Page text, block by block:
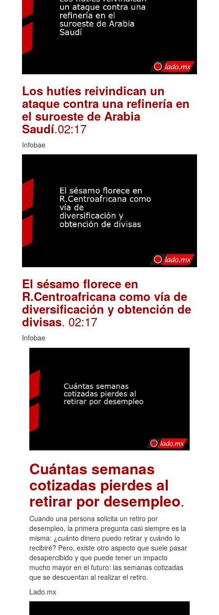
Los hutíes reivindican un
ataque contra una refinería en
el suroeste de Arabia
Saudí.02:17
Infobae
El sésamo florece en
R.Centroafricana como vía de
diversificación y obtención de
divisas. 02:17
Infobae
Cuántas semanas
cotizadas pierdes al
retirar por desempleo.
Cuando una persona solicita un retiro por
desempleo, la primera pregunta casi siempre es la
misma: ¿cuánto dinero puedo retirar y cuándo lo
recibiré? Pero, existe otro aspecto que suele pasar
desapercibido y que puede tener un impacto
mucho mayor en el futuro: las semanas cotizadas
que se descuentan al realizar el retiro.
Lado.mx